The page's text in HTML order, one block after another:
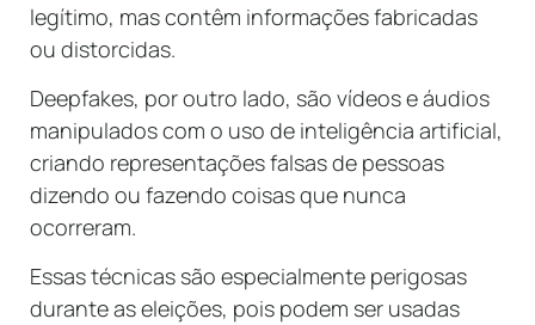
legítimo, mas contêm informações fabricadas
ou distorcidas.
Deepfakes, por outro lado, são vídeos e áudios
manipulados com o uso de inteligência artificial,
criando representações falsas de pessoas
dizendo ou fazendo coisas que nunca
ocorreram.
Essas técnicas são especialmente perigosas
durante as eleições, pois podem ser usadas